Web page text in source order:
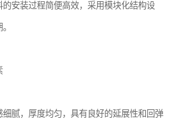
安装过程简便高效，采用模块化结构设
腻，厚度均匀，具有良好的延展性和回弹